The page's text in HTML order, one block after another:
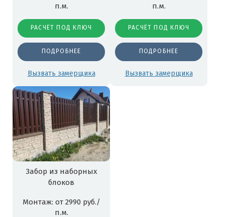
п.м.
РАСЧЁТ ПОД КЛЮЧ
ПОДРОБНЕЕ
Вызвать замерщика
п.м.
РАСЧЁТ ПОД КЛЮЧ
ПОДРОБНЕЕ
Вызвать замерщика
Забор из наборных
блоков
Монтаж: от 2990 руб./
п.м.